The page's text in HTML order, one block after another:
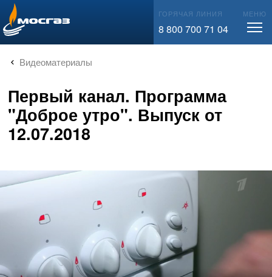
info@mos-gaz.ru ГОРЯЧАЯ ЛИНИЯ
8 800 700 71 04
МЕНЮ
Видеоматериалы
Первый канал. Программа
"Доброе утро". Выпуск от
12.07.2018